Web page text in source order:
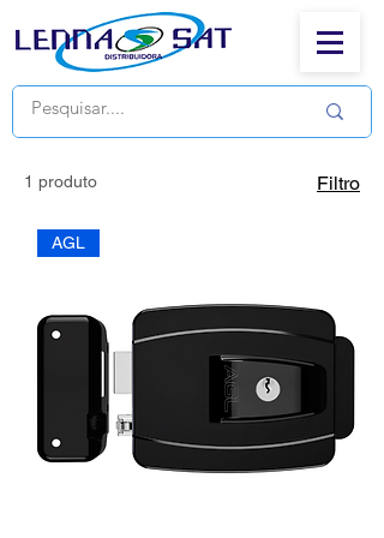
1 produto Filtro
AGL